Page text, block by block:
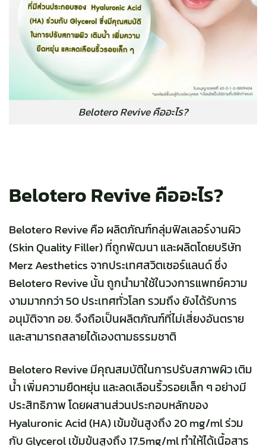
Belotero Revive คืออะไร?
Belotero Revive คืออะไร?
Belotero Revive คือ ผลิตภัณฑ์กลุ่มฟิลเลอร์งานผิว
(Skin Quality Filler) ที่ถูกพัฒนา และผลิตโดยบริษัท
Merz Aestheticsจากประเทศสวิตเซอร์แลนด์ซึ่ง
Belotero Revive นั้น ถูกนำมาใช้ในวงการแพทย์ความ
งามมากกว่า 50 ประเทศทั่วโลก รวมถึง ยังได้รับการ
อนุมัติจาก อย. จึงถือเป็นผลิตภัณฑ์ที่ไม่เสี่ยงอันตราย
และสามารถสลายได้เองตามธรรมชาติ
Belotero Revive มีคุณสมบัติในการปรับสภาพผิว เติม
น้ำ เพิ่มความยืดหยุ่น และลดเลือนริ้วรอยเล็ก ๆ อย่างมี
ประสิทธิภาพ โดยผสานส่วนประกอบหลักของ
Hyaluronic Acid (HA) เข้มข้นสูงถึง 20 mg/ml ร่วม
กับ Glycerol เข้มข้นสูงถึง 17.5mg/ml ทำให้ได้เนื้อสาร